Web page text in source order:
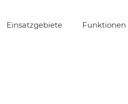
Einsatzgebiete Funktionen